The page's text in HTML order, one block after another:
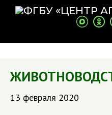
13 февраля 2020